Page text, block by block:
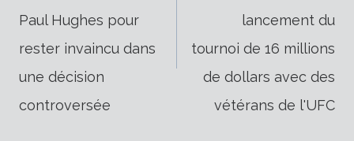
de
l’article
Paul Hughes pour
rester invaincu dans
une décision
controversée
lancement du
tournoi de 16 millions
de dollars avec des
vétérans de l'UFC